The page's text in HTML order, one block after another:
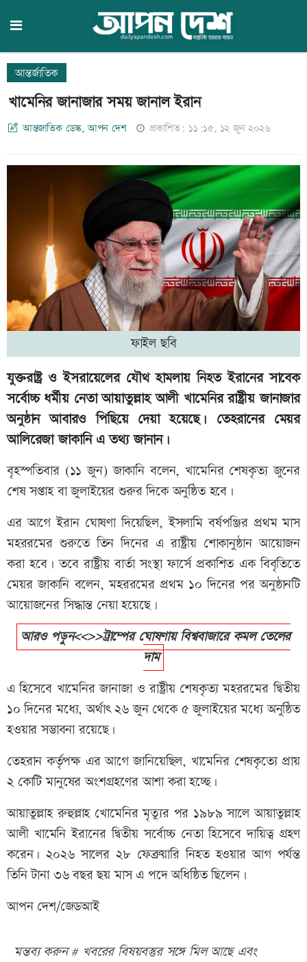
আন্তর্জাতিক
খামেনির জানাজার সময় জানাল ইরান
আন্তজাতিক ডেস্ক, আপন দেশ প্রকাশিত: ১১:১৫, ১২ জুন ২০২৬
ফাইল ছবি
যুক্তরাষ্ট্র ও ইসরায়েলের যৌথ হামলায় নিহত ইরানের সাবেক
সর্বোচ্চ ধর্মীয় নেতা আয়াতুল্লাহ আলী খামেনির রাষ্ট্রীয় জানাজার
অনুষ্ঠান আবারও পিছিয়ে দেয়া হয়েছে। তেহরানের মেয়র
আলিরেজা জাকানি এ তথ্য জানান।
বৃহস্পতিবার (১১ জুন) জাকানি বলেন, খামেনির শেষকৃত্য জুনের
শেষ সপ্তাহ বা জুলাইয়ের শুরুর দিকে অনুষ্ঠিত হবে।
এর আগে ইরান ঘোষণা দিয়েছিল, ইসলামি বর্ষপঞ্জির প্রথম মাস
মহররমের শুরুতে তিন দিনের এ রাষ্ট্রীয় শোকানুষ্ঠান আয়োজন
করা হবে। তবে রাষ্ট্রীয় বার্তা সংস্থা ফার্সে প্রকাশিত এক বিবৃতিতে
মেয়র জাকানি বলেন, মহররমের প্রথম ১০ দিনের পর অনুষ্ঠানটি
আয়োজনের সিদ্ধান্ত নেয়া হয়েছে।
আরও পড়ুন<<>>ট্রাম্পের ঘোষণায় বিশ্ববাজারে কমল তেলের
দাম
এ হিসেবে খামেনির জানাজা ও রাষ্ট্রীয় শেষকৃত্য মহররমের দ্বিতীয়
১০ দিনের মধ্যে, অর্থাৎ ২৬ জুন থেকে ৫ জুলাইয়ের মধ্যে অনুষ্ঠিত
হওয়ার সম্ভাবনা রয়েছে।
তেহরান কর্তৃপক্ষ এর আগে জানিয়েছিল, খামেনির শেষকৃত্যে প্রায়
২ কোটি মানুষের অংশগ্রহণের আশা করা হচ্ছে।
আয়াতুল্লাহ রুহুল্লাহ খোমেনির মৃত্যুর পর ১৯৮৯ সালে আয়াতুল্লাহ
আলী খামেনি ইরানের দ্বিতীয় সর্বোচ্চ নেতা হিসেবে দায়িত্ব গ্রহণ
করেন। ২০২৬ সালের ২৮ ফেব্রুয়ারি নিহত হওয়ার আগ পর্যন্ত
তিনি টানা ৩৬ বছর ছয় মাস এ পদে অধিষ্ঠিত ছিলেন।
আপন দেশ/জেডআই
মন্তব্য করুন # খবরের বিষয়বস্তুর সঙ্গে মিল আছে এবং